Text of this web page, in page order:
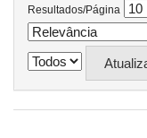
Resultados/Página